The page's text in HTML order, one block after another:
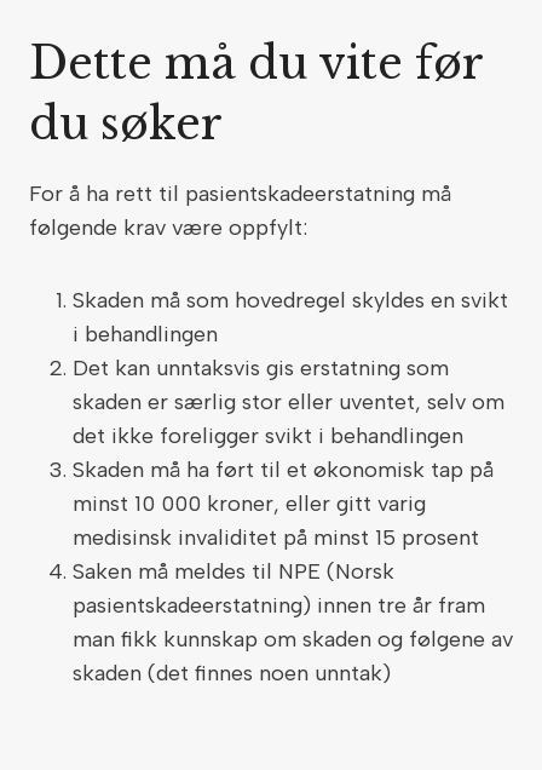
Dette må du vite før
du søker
For å ha rett til pasientskadeerstatning må
følgende krav være oppfylt:
Skaden må som hovedregel skyldes en svikt
i behandlingen
Det kan unntaksvis gis erstatning som
skaden er særlig stor eller uventet, selv om
det ikke foreligger svikt i behandlingen
Skaden må ha ført til et økonomisk tap på
minst 10 000 kroner, eller gitt varig
medisinsk invaliditet på minst 15 prosent
Saken må meldes til NPE (Norsk
pasientskadeerstatning) innen tre år fram
man fikk kunnskap om skaden og følgene av
skaden (det finnes noen unntak)